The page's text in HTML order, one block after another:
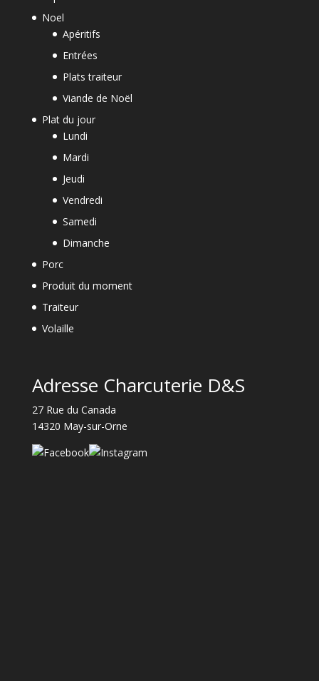
Noel
Apéritifs
Entrées
Plats traiteur
Viande de Noël
Plat du jour
Lundi
Mardi
Jeudi
Vendredi
Samedi
Dimanche
Porc
Produit du moment
Traiteur
Volaille
Adresse Charcuterie D&S
27 Rue du Canada
14320 May-sur-Orne